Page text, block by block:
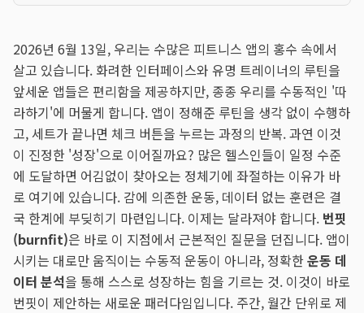
2026년 6월 13일, 우리는 수많은 피트니스 앱의 홍수 속에서
살고 있습니다. 화려한 인터페이스와 유명 트레이너의 루틴을
앞세운 앱들은 편리함을 제공하지만, 종종 우리를 수동적인 '따
라하기'에 머물게 합니다. 앱이 정해준 루틴을 생각 없이 수행하
고, 세트가 끝나면 체크 버튼을 누르는 과정의 반복. 과연 이것
이 진정한 '성장'으로 이어질까요? 많은 헬스인들이 일정 수준
에 도달하면 어김없이 찾아오는 정체기에 좌절하는 이유가 바
로 여기에 있습니다. 감에 의존한 운동, 데이터 없는 훈련은 결
국 한계에 부딪히기 마련입니다. 이제는 달라져야 합니다. 번핏
(burnfit)은 바로 이 지점에서 근본적인 질문을 던집니다. 앱이
시키는 대로만 움직이는 수동적 운동이 아니라, 정확한운동 데
이터 분석을 통해 스스로 성장하는 힘을 기르는 것. 이것이 바로
번핏이 제안하는 새로운 패러다임입니다. 주간, 월간 단위로 제